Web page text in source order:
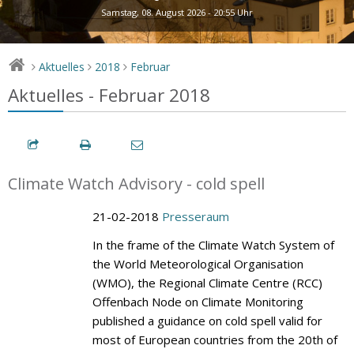
Samstag, 08. August 2026 - 20:55 Uhr
> Aktuelles > 2018 > Februar
Aktuelles - Februar 2018
Climate Watch Advisory - cold spell
21-02-2018 Presseraum
In the frame of the Climate Watch System of
the World Meteorological Organisation
(WMO), the Regional Climate Centre (RCC)
Offenbach Node on Climate Monitoring
published a guidance on cold spell valid for
most of European countries from the 20th of